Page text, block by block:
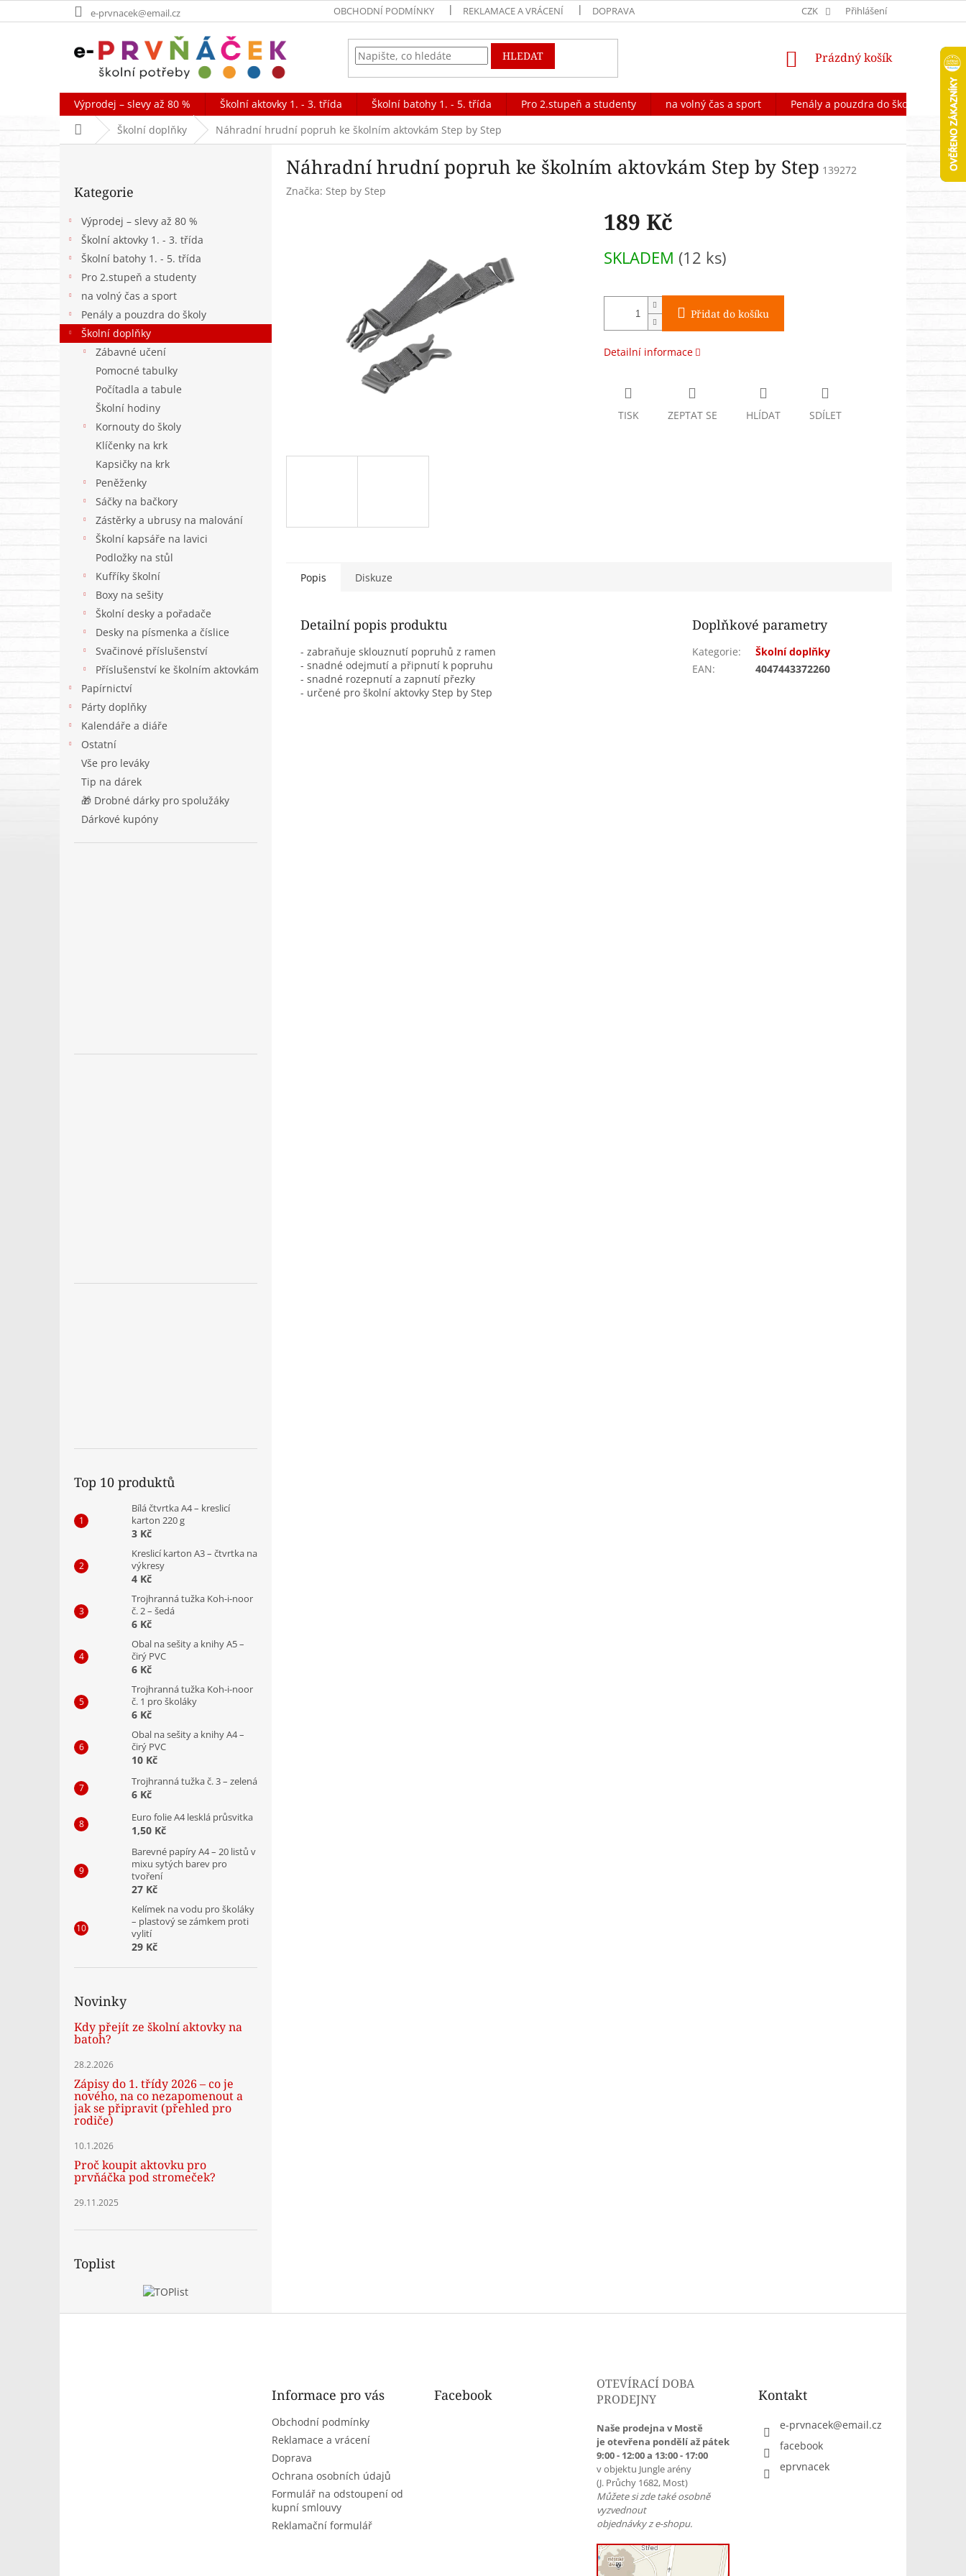
na
e-prvnacek@email.cz OBCHODNÍ PODMÍNKY REKLAMACE A VRÁCENÍ DOPRAVA FORMULÁŘ NA ODSTOUPENÍ OD
CZK Přihlášení
HLEDAT
NÁKUPNÍ
Prázdný košík
Výprodej – slevy až 80 % Školní aktovky 1. - 3. třída Školní batohy 1. - 5. třída Pro 2.stupeň a studenty na volný čas a sport Penály a pouzdra do školy
Domů Školní doplňky Náhradní hrudní popruh ke školním aktovkám Step by Step
P
n
e
kategorie
Kategorie
Výprodej – slevy až 80 %
Školní aktovky 1. - 3. třída
Školní batohy 1. - 5. třída
Pro 2.stupeň a studenty
na volný čas a sport
Penály a pouzdra do školy
Školní doplňky
Zábavné učení
Pomocné tabulky
Počítadla a tabule
Školní hodiny
Kornouty do školy
Klíčenky na krk
Kapsičky na krk
Peněženky
Sáčky na bačkory
Zástěrky a ubrusy na malování
Školní kapsáře na lavici
Podložky na stůl
Kufříky školní
Boxy na sešity
Školní desky a pořadače
Desky na písmenka a číslice
Svačinové příslušenství
Příslušenství ke školním aktovkám
Papírnictví
Párty doplňky
Kalendáře a diáře
Ostatní
Vše pro leváky
Tip na dárek
🎁 Drobné dárky pro spolužáky
Dárkové kupóny
Top 10 produktů
Bílá čtvrtka A4 – kreslicí
karton 220 g
3 Kč
Kreslicí karton A3 – čtvrtka na
výkresy
4 Kč
Trojhranná tužka Koh-i-noor
č. 2 – šedá
6 Kč
Obal na sešity a knihy A5 –
čirý PVC
6 Kč
Trojhranná tužka Koh-i-noor
č. 1 pro školáky
6 Kč
Obal na sešity a knihy A4 –
čirý PVC
10 Kč
Trojhranná tužka č. 3 – zelená
6 Kč
Euro folie A4 lesklá průsvitka
1,50 Kč
Barevné papíry A4 – 20 listů v
mixu sytých barev pro
tvoření
27 Kč
Kelímek na vodu pro školáky
– plastový se zámkem proti
vylití
29 Kč
Novinky
Kdy přejít ze školní aktovky na
batoh?
28.2.2026
Zápisy do 1. třídy 2026 – co je
nového, na co nezapomenout a
jak se připravit (přehled pro
rodiče)
10.1.2026
Proč koupit aktovku pro
prvňáčka pod stromeček?
29.11.2025
Toplist
Náhradní hrudní popruh ke školním aktovkám Step by Step 139272
Značka: Step by Step
189 Kč
cena:
SKLADEM (12 ks)
Přidat do košíku
Detailní informace
TISK ZEPTAT SE HLÍDAT SDÍLET
Popis Diskuze
Detailní popis produktu
- zabraňuje sklouznutí popruhů z ramen
- snadné odejmutí a připnutí k popruhu
- snadné rozepnutí a zapnutí přezky
- určené pro školní aktovky Step by Step
Doplňkové parametry
Kategorie:
Školní doplňky
EAN: 4047443372260
Informace pro vás
Obchodní podmínky
Reklamace a vrácení
Doprava
Ochrana osobních údajů
Formulář na odstoupení od
kupní smlouvy
Reklamační formulář
Facebook
OTEVÍRACÍ DOBA
PRODEJNY
Naše prodejna v Mostě
je otevřena pondělí až pátek
9:00 - 12:00 a 13:00 - 17:00
v objektu Jungle arény
(J. Průchy 1682, Most)
Můžete si zde také osobně
vyzvednout
objednávky z e-shopu.
Kontakt
e-prvnacek@email.cz
facebook
eprvnacek